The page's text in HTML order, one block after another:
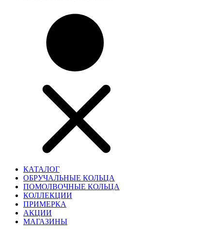
КАТАЛОГ
ОБРУЧАЛЬНЫЕ КОЛЬЦА
ПОМОЛВОЧНЫЕ КОЛЬЦА
КОЛЛЕКЦИИ
ПРИМЕРКА
АКЦИИ
МАГАЗИНЫ